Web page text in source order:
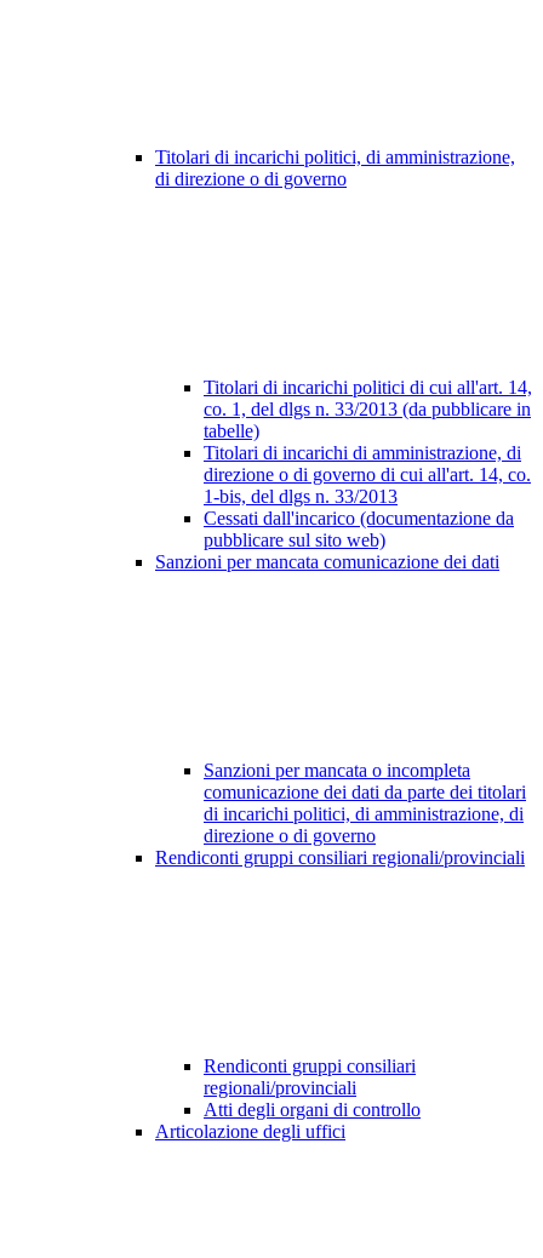
Titolari di incarichi politici, di amministrazione,
di direzione o di governo
Titolari di incarichi politici di cui all'art. 14,
co. 1, del dlgs n. 33/2013 (da pubblicare in
tabelle)
Titolari di incarichi di amministrazione, di
direzione o di governo di cui all'art. 14, co.
1-bis, del dlgs n. 33/2013
Cessati dall'incarico (documentazione da
pubblicare sul sito web)
Sanzioni per mancata comunicazione dei dati
Sanzioni per mancata o incompleta
comunicazione dei dati da parte dei titolari
di incarichi politici, di amministrazione, di
direzione o di governo
Rendiconti gruppi consiliari regionali/provinciali
Rendiconti gruppi consiliari
regionali/provinciali
Atti degli organi di controllo
Articolazione degli uffici